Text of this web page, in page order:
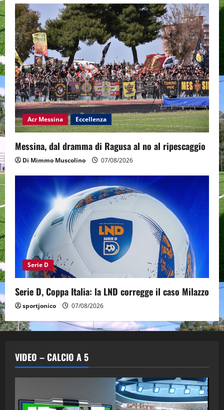
Acr Messina Eccellenza
Messina, dal dramma di Ragusa al no al ripescaggio
Di Mimmo Muscolino 07/08/2026
Serie D
Serie D, Coppa Italia: la LND corregge il caso Milazzo
sportjonico 07/08/2026
VIDEO – CALCIO A 5